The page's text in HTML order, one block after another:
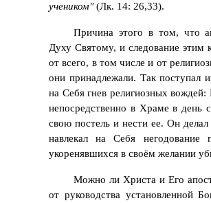
учеником"(Лк. 14: 26,33).
Причина этого в том, что
Духу Святому, и следование этим
от всего, в том числе и от
они принадлежали. Так поступал
на Себя гнев религиозных
непосредственно в Храме в день
свою постель и нести ее. Он
навлекал на Себя негодование
укоренявшихся в своём желании
Можно ли Христа и Его
от руководства установленной